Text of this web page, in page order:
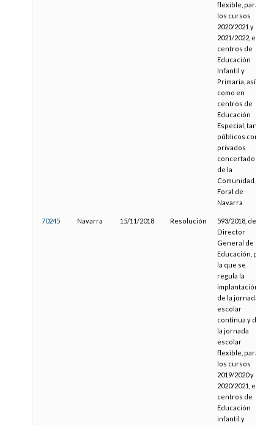
flexible, para
los cursos
2020/2021 y
2021/2022, en
centros de
Educación
Infantil y
Primaria, así
como en
centros de
Educación
Especial, tanto
públicos como
privados
concertados,
de la
Comunidad
Foral de
Navarra
70245 Navarra 15/11/2018 Resolución
593/2018, del
Director
General de
Educación, por
la que se
regula la
implantación
de la jornada
escolar
continua y de
la jornada
escolar
flexible, para
los cursos
2019/2020 y
2020/2021, en
centros de
Educación
infantil y